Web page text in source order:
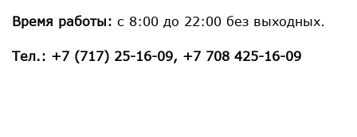
Время работы: с 8:00 до 22:00 без выходных.
Тел.: +7 (717) 25-16-09, +7 708 425-16-09